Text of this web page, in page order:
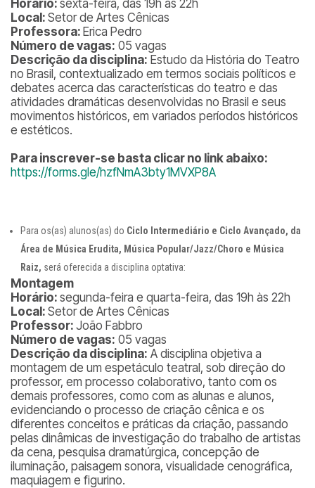
Horário: sexta-feira, das 19h às 22h
Local: Setor de Artes Cênicas
Professora: Erica Pedro
Número de vagas: 05 vagas
Descrição da disciplina: Estudo da História do Teatro
no Brasil, contextualizado em termos sociais políticos e
debates acerca das características do teatro e das
atividades dramáticas desenvolvidas no Brasil e seus
movimentos históricos, em variados períodos históricos
e estéticos.
Para inscrever-se basta clicar no link abaixo:
https://forms.gle/hzfNmA3bty1MVXP8A
Para os(as) alunos(as) do Ciclo Intermediário e Ciclo Avançado, da
Área de Música Erudita, Música Popular/Jazz/Choro e Música
Raiz, será oferecida a disciplina optativa:
Montagem
Horário: segunda-feira e quarta-feira, das 19h às 22h
Local: Setor de Artes Cênicas
Professor: João Fabbro
Número de vagas: 05 vagas
Descrição da disciplina: A disciplina objetiva a
montagem de um espetáculo teatral, sob direção do
professor, em processo colaborativo, tanto com os
demais professores, como com as alunas e alunos,
evidenciando o processo de criação cênica e os
diferentes conceitos e práticas da criação, passando
pelas dinâmicas de investigação do trabalho de artistas
da cena, pesquisa dramatúrgica, concepção de
iluminação, paisagem sonora, visualidade cenográfica,
maquiagem e figurino.